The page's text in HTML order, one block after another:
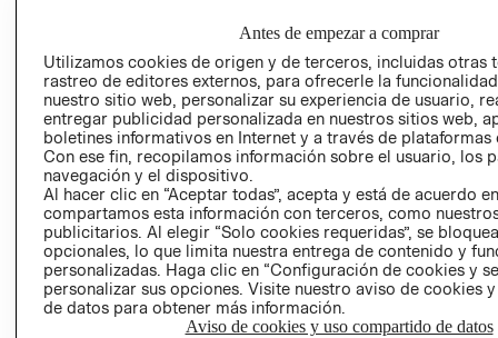
TRANSPARENCIA
Y ÉTICA (INGLÉS)
COMERCIO - SIC
PETICIONES
QUEJAS Y
RECLAMOS
Colombia ($)
CAMBIAR REGIÓN
Antes de empezar a comprar
Utilizamos cookies de origen y de terceros, incluidas otras
rastreo de editores externos, para ofrecerle la
nuestro sitio web, personalizar su experiencia de usuario,
entregar publicidad personalizada en nuestros sitios web,
boletines informativos en Internet y a través de plataformas
Con ese fin, recopilamos información sobre el usuario, los
navegación y el dispositivo.
Al hacer clic en “Aceptar todas”, acepta y está de acuerdo
compartamos esta información con terceros, como
publicitarios. Al elegir “Solo cookies requeridas”, se
opcionales, lo que limita nuestra entrega de contenido y
personalizadas. Haga clic en “Configuración de cookies y
personalizar sus opciones. Visite nuestro aviso de cookies
de datos para obtener más información.
Aviso de cookies y uso compartido de datos